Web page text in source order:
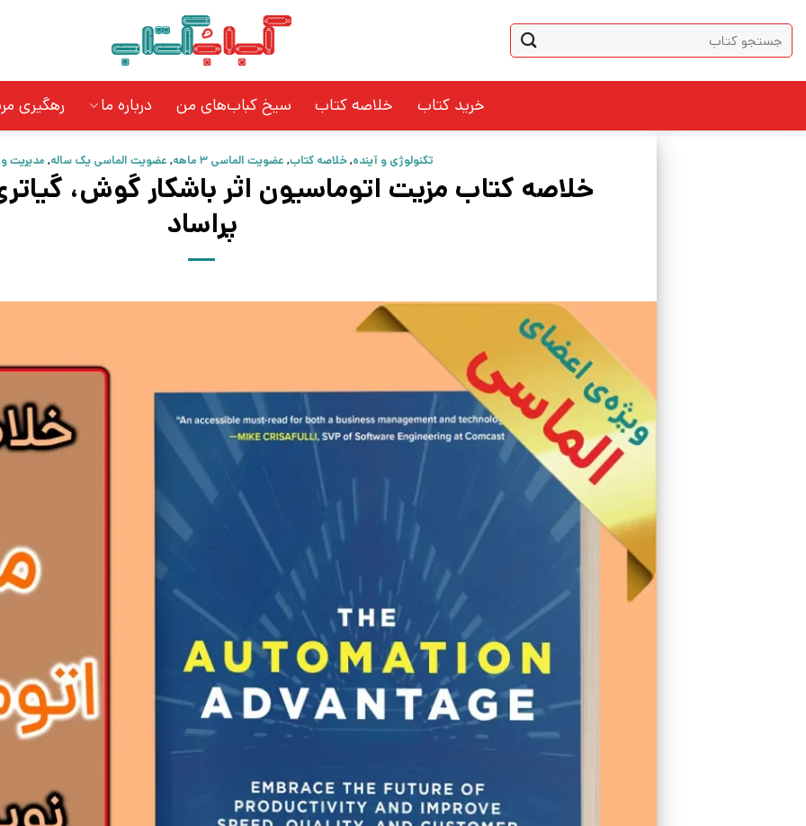
content
جستجو
برای:
خرید کتاب خلاصه کتاب سیخ کباب‌های من درباره ما رهگیری
تکنولوژی و آینده,خلاصه کتاب, عضویت الماسی 3 ماهه , عضویت الماسی یک ساله, مدیریت
خلاصه کتاب مزیت اتوماسیون اثر باشکار گوش،
پراساد